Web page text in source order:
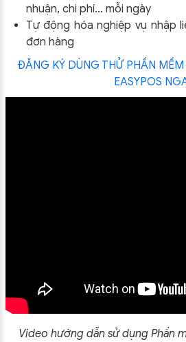
nhuận, chi phí… mỗi ngày
Tự động hóa nghiệp vụ nhập
đơn hàng
ĐĂNG KÝ DÙNG THỬ PHẦN
EASYPOS
Video hướng dẫn sử dụng Phần